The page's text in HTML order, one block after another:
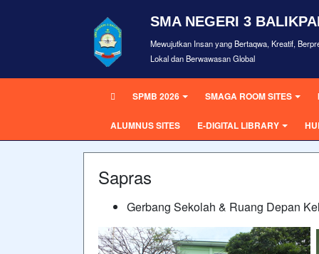
SMA NEGERI 3
Mewujutkan Insan yang Bertaqwa, Kreatif,
Lokal dan Berwawasan Global
SPMB 2026 SMAGA ROOM SITES
ALUMNUS SITES E-DIGITAL LIBRARY
Sapras
Gerbang Sekolah & Ruang Depan